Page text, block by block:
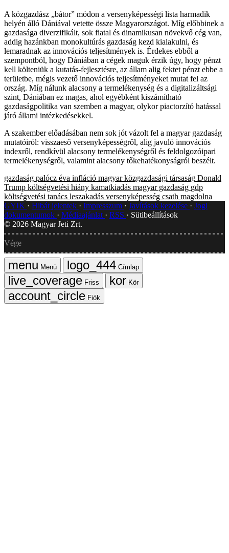
A közgazdász „bátor” módon a versenyképességi lista harmadik
helyén álló Dániával vetette össze Magyarországot. Míg előbbinek a
gazdasága diverzifikált, sok fiatal és dinamikusan növekvő cég van,
addig hazánkban monokultúrás gazdaság kezd kialakulni, és
lemaradnak az innovációs teljesítmények is. Érdekes ebből a
szempontból, hogy Dániában a cégek maguk érzik úgy, hogy pénzt
kell költeniük a kutatás-fejlesztésre, az állam alig fektet pénzt ebbe a
területbe, mégis vezető innovációs teljesítményeket mutat fel az
ország. Míg nálunk alacsony a termelékenység és a digitalizáltsági
szint, Dániában ez magas, ahol egyébként kiszámítható
gazdaságpolitika van szemben a magyar, olykor piactorzító hatással
járó állami intézkedésekkel.
A szakember előadásában nem sok jót vázolt fel a magyar gazdaság
mutatóiról: visszaeső versenyképességről, alig javuló innovációs
indexről, rendkívül alacsony termelékenységről és feldolgozóipari
termelékenységről, valamint alacsony tőkehatékonyságról beszélt.
gazdaság palócz éva infláció magyar közgazdasági társaság Donald
Trump költségvetési hiány kamatkiadás magyar gazdaság gdp
költségvetési tanács leszakadás versenyképesség csath magdolna
GYIK
Hibát jelentek Impresszum Javítások kezelése
Jogi
dokumentumok
Médiaajánlat RSS
Sütibeállítások
© 2026 Magyar Jeti Zrt.
Vége
Menü
Címlap
Friss
Kör
Fiók